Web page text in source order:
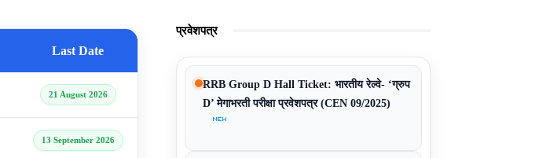
Last Date
21 August 2026
13 September 2026
प्रवेशपत्र
RRB Group D Hall Ticket: भारतीय रेल्वे- ‘ग्रुप
D’ मेगाभरती परीक्षा प्रवेशपत्र (CEN 09/2025)